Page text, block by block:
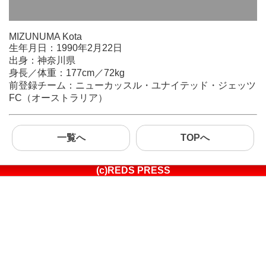
MIZUNUMA Kota
生年月日：1990年2月22日
出身：神奈川県
身長／体重：177cm／72kg
前登録チーム：ニューカッスル・ユナイテッド・ジェッツ
FC（オーストラリア）
一覧へ TOPへ
(c)REDS PRESS